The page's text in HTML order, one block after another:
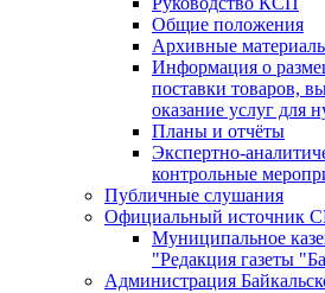
Общие положения
Архивные
Информация о
поставки товаров,
оказание услуг
Планы и отчёты
Экспертно-
контрольные
Публичные слушания
Официальный источник
Муниципальное
"Редакция газеты
Администрация